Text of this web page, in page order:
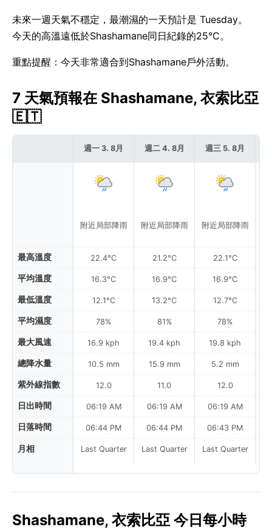
未來一週天氣不穩定，最潮濕的一天預計是 Tuesday。
今天的高溫遠低於Shashamane同日紀錄的25°C。
重點提醒：今天非常適合到Shashamane戶外活動。
7 天氣預報在 Shashamane, 衣索比亞
🇪🇹
最高溫度
平均溫度
最低溫度
平均濕度
最大風速
總降水量
紫外線指數
日出時間
日落時間
月相
週一 3. 8月
附近局部降雨
22.4°C
16.3°C
12.1°C
78%
16.9 kph
10.5 mm
12.0
06:19 AM
06:44 PM
Last Quarter
週二 4. 8月
附近局部降雨
21.2°C
16.9°C
13.2°C
81%
19.4 kph
15.9 mm
11.0
06:19 AM
06:44 PM
Last Quarter
週三 5. 8月
附近局部降雨
22.1°C
16.9°C
12.7°C
78%
19.8 kph
5.2 mm
12.0
06:19 AM
06:43 PM
Last Quarter
Shashamane, 衣索比亞 今日每小時